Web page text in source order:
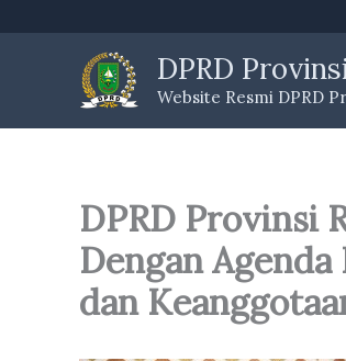
DPRD
Website Resmi DPRD
DPRD Provinsi
Dengan
dan